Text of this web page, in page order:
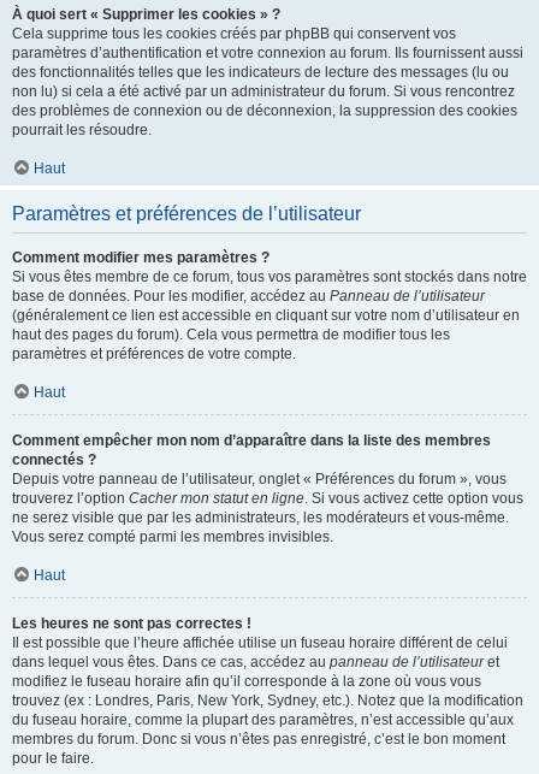
À quoi sert « Supprimer les cookies » ?
Cela supprime tous les cookies créés par phpBB qui conservent vos
paramètres d’authentification et votre connexion au forum. Ils fournissent aussi
des fonctionnalités telles que les indicateurs de lecture des messages (lu ou
non lu) si cela a été activé par un administrateur du forum. Si vous rencontrez
des problèmes de connexion ou de déconnexion, la suppression des cookies
pourrait les résoudre.
Haut
Paramètres et préférences de l’utilisateur
Comment modifier mes paramètres ?
Si vous êtes membre de ce forum, tous vos paramètres sont stockés dans notre
base de données. Pour les modifier, accédez au Panneau de l’utilisateur
(généralement ce lien est accessible en cliquant sur votre nom d’utilisateur en
haut des pages du forum). Cela vous permettra de modifier tous les
paramètres et préférences de votre compte.
Haut
Comment empêcher mon nom d’apparaître dans la liste des membres
connectés ?
Depuis votre panneau de l’utilisateur, onglet « Préférences du forum », vous
trouverez l’option Cacher mon statut en ligne. Si vous activez cette option vous
ne serez visible que par les administrateurs, les modérateurs et vous-même.
Vous serez compté parmi les membres invisibles.
Haut
Les heures ne sont pas correctes !
Il est possible que l’heure affichée utilise un fuseau horaire différent de celui
dans lequel vous êtes. Dans ce cas, accédez au panneau de l’utilisateuret
modifiez le fuseau horaire afin qu’il corresponde à la zone où vous vous
trouvez (ex : Londres, Paris, New York, Sydney, etc.). Notez que la modification
du fuseau horaire, comme la plupart des paramètres, n’est accessible qu’aux
membres du forum. Donc si vous n’êtes pas enregistré, c’est le bon moment
pour le faire.